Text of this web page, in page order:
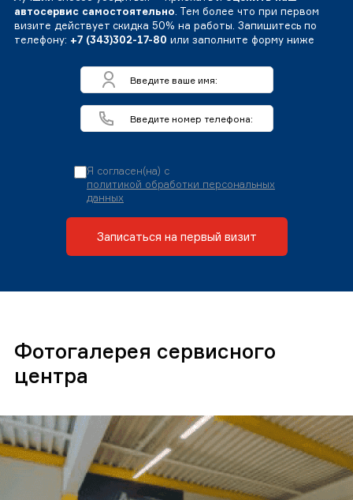
автосервис самостоятельно. Тем более что при первом
визите действует скидка 50% на работы. Запишитесь по
телефону: +7 (343)302-17-80 или заполните форму ниже
Я согласен(на) с
политикой обработки персональных
данных
Записаться на первый визит
Фотогалерея сервисного
центра